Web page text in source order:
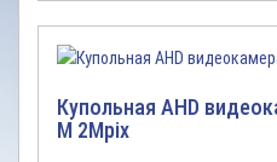
Купольная AHD
M 2Mpix